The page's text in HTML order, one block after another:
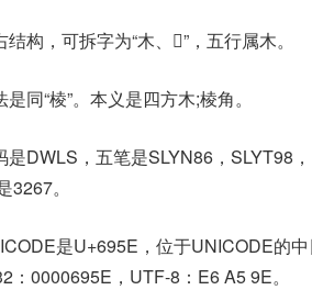
结构，可拆字为“木、𬙙”，五行属木。
是同“棱”。本义是四方木;棱角。
是DWLS，五笔是SLYN86，
。
是U+695E，位于UNICODE的
：0000695E，UTF-8：E6 A5 9E。